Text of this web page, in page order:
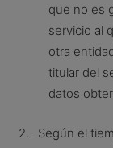
que no es
servicio al
otra
titular del
datos
2.- Según el